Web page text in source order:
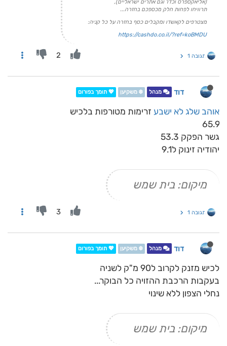
(אליאקספרס וכדו' וגם אתרים ישראליים),
תרוויחו לפחות חלק מכספכם בחזרה...
מצטרפים לקאשדו ומקבלים כסף בחזרה על כל קניה:
https://cashdo.co.il/?ref=koBMDU
תגובה 1 2
דוד מנהל ❄️ משקיען 💖 תומך בפורום
אוהב שלג לא ישבע זרימות מטורפות בלכיש
65.9
גשר הפקק 53.3
יהודיה זינוק ל9.1
מיקום: בית שמש
תגובה 1 3
דוד מנהל ❄️ משקיען 💖 תומך בפורום
לכיש מזנק לקרוב ל90 מ"ק לשניה
בעקבות הרכבת ההזויה כל הבוקר...
נחלי הצפון ללא שינוי
מיקום: בית שמש